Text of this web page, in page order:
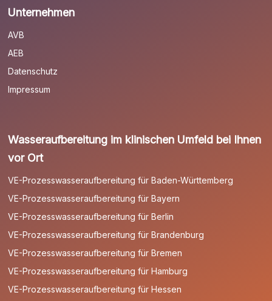
Unternehmen
AVB
AEB
Datenschutz
Impressum
Wasseraufbereitung im klinischen Umfeld bei Ihnen
vor Ort
VE-Prozesswasseraufbereitung für Baden-Württemberg
VE-Prozesswasseraufbereitung für Bayern
VE-Prozesswasseraufbereitung für Berlin
VE-Prozesswasseraufbereitung für Brandenburg
VE-Prozesswasseraufbereitung für Bremen
VE-Prozesswasseraufbereitung für Hamburg
VE-Prozesswasseraufbereitung für Hessen